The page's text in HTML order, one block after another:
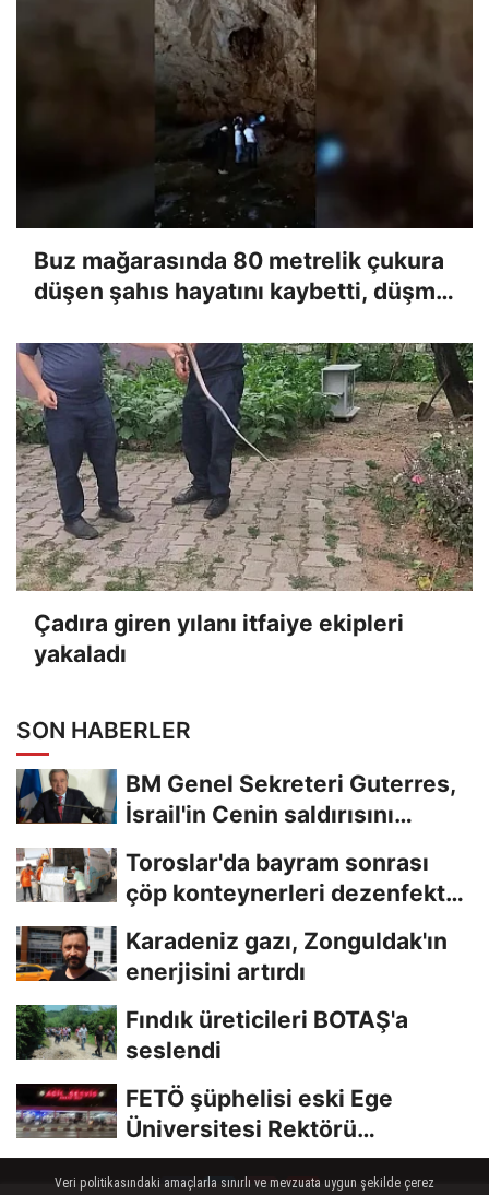
Buz mağarasında 80 metrelik çukura
düşen şahıs hayatını kaybetti, düşme
Çadıra giren yılanı itfaiye ekipleri
yakaladı
SON HABERLER
BM Genel Sekreteri Guterres,
İsrail'in Cenin saldırısını
Toroslar'da bayram sonrası
çöp konteynerleri dezenfekte
Karadeniz gazı, Zonguldak'ın
enerjisini artırdı
Fındık üreticileri BOTAŞ'a
seslendi
FETÖ şüphelisi eski Ege
Üniversitesi Rektörü
Hoşcoşkun yakalandı
Veri politikasındaki amaçlarla sınırlı ve mevzuata uygun şekilde çerez